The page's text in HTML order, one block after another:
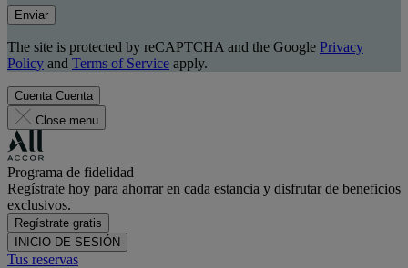
Enviar
The site is protected by reCAPTCHA and the Google Privacy
Policy and Terms of Service apply.
Cuenta Cuenta
Close menu
Programa de fidelidad
Regístrate hoy para ahorrar en cada estancia y disfrutar de beneficios
exclusivos.
Regístrate gratis
INICIO DE SESIÓN
Tus reservas